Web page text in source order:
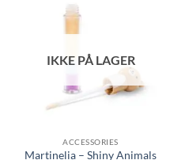
IKKE PÅ LAGER
ACCESSORIES
Martinelia – Shiny Animals